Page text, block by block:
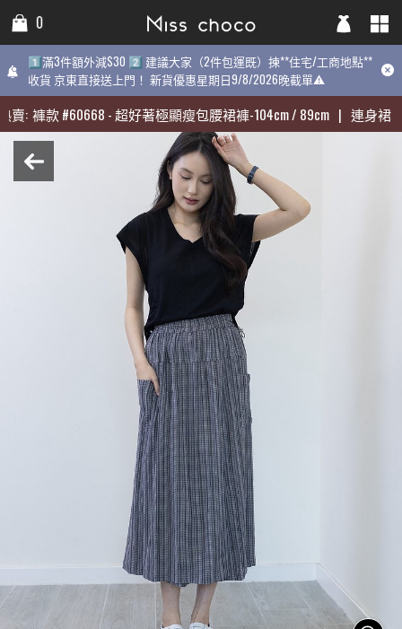
0
1️⃣滿3件額外減$30 2️⃣ 建議大家（2件包運既）揀**住宅/工商地點**
收貨 京東直接送上門！ 新貨優惠星期日9/8/2026晚截單⚠️
: 褲款#60668- 超好著極顯瘦包腰裙褲-104cm / 89cm | 連身裙#
0
1️⃣滿3件額外減$30 2️⃣ 建議大家（2件包運既）揀**住宅/工商地點**
收貨 京東直接送上門！ 新貨優惠星期日9/8/2026晚截單⚠️
: 褲款#60668- 超好著極顯瘦包腰裙褲-104cm / 89cm | 連身裙#
1️⃣滿3件額外減$30 2️⃣ 建議大家（2件包運既）揀**住宅/工商地點**
9/8/2026晚截單⚠️
期最熱賣: 褲款# 60668-超好著極顯瘦包腰裙褲-104cm / 89cm |